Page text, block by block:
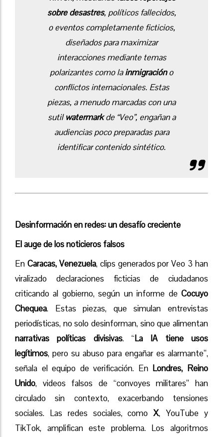
sobre desastres, políticos fallecidos,
o eventos completamente ficticios,
diseñados para maximizar
interacciones mediante temas
polarizantes como lainmigracióno
conflictos internacionales. Estas
piezas, a menudo marcadas con una
sutilwatermarkde “Veo”, engañan a
audiencias poco preparadas para
identificar contenido sintético.
Desinformación en redes: un desafío creciente
El auge de los noticieros falsos
En Caracas, Venezuela, clips generados por Veo 3 han
viralizado declaraciones ficticias de ciudadanos
criticando al gobierno, según un informe de Cocuyo
Chequea. Estas piezas, que simulan entrevistas
periodísticas, no solo desinforman, sino que alimentan
narrativas políticas divisivas. “La IA tiene usos
legítimos, pero su abuso para engañar es alarmante”,
señala el equipo de verificación. En Londres, Reino
Unido, videos falsos de “convoyes militares” han
circulado sin contexto, exacerbando tensiones
sociales. Las redes sociales, comoX, YouTube y
TikTok, amplifican este problema. Los algoritmos